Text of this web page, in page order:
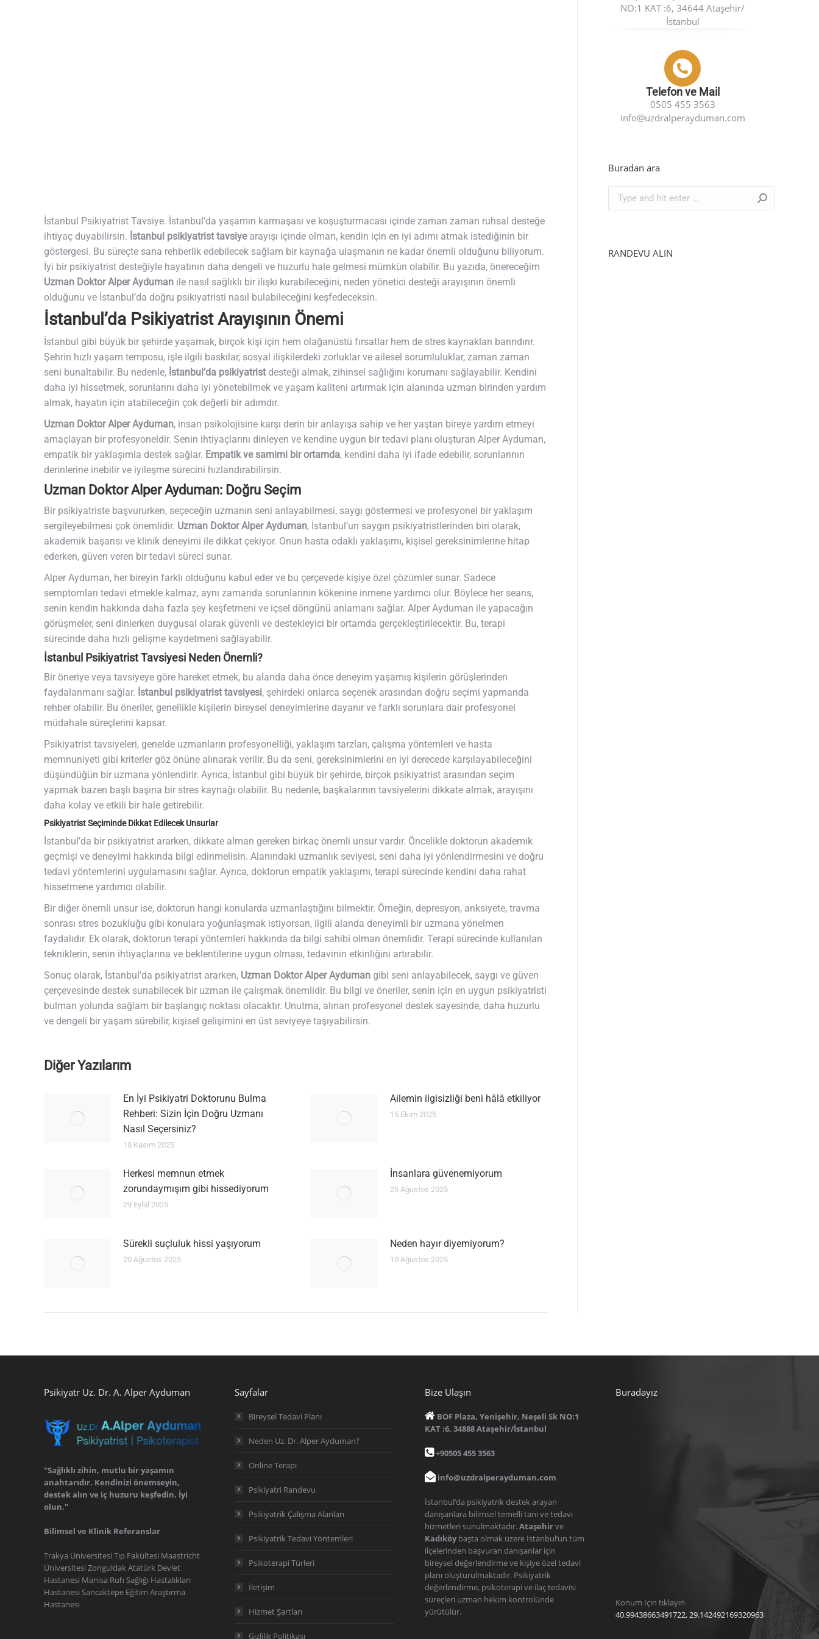
İstanbul Psikiyatrist Tavsiye. İstanbul’da yaşamın karmaşası ve koşuşturmacası içinde zaman zaman ruhsal desteğe
ihtiyaç duyabilirsin. İstanbul psikiyatrist tavsiyearayışı içinde olman, kendin için en iyi adımı atmak istediğinin bir
göstergesi. Bu süreçte sana rehberlik edebilecek sağlam bir kaynağa ulaşmanın ne kadar önemli olduğunu biliyorum.
İyi bir psikiyatrist desteğiyle hayatının daha dengeli ve huzurlu hale gelmesi mümkün olabilir. Bu yazıda, önereceğim
Uzman Doktor Alper Ayduman ile nasıl sağlıklı bir ilişki kurabileceğini, neden yönetici desteği arayışının önemli
olduğunu ve İstanbul’da doğru psikiyatristi nasıl bulabileceğini keşfedeceksin.
İstanbul’da Psikiyatrist Arayışının Önemi
İstanbul gibi büyük bir şehirde yaşamak, birçok kişi için hem olağanüstü fırsatlar hem de stres kaynakları barındırır.
Şehrin hızlı yaşam temposu, işle ilgili baskılar, sosyal ilişkilerdeki zorluklar ve ailesel sorumluluklar, zaman zaman
seni bunaltabilir. Bu nedenle, İstanbul’da psikiyatristdesteği almak, zihinsel sağlığını korumanı sağlayabilir. Kendini
daha iyi hissetmek, sorunlarını daha iyi yönetebilmek ve yaşam kaliteni artırmak için alanında uzman birinden yardım
almak, hayatın için atabileceğin çok değerli bir adımdır.
Uzman Doktor Alper Ayduman, insan psikolojisine karşı derin bir anlayışa sahip ve her yaştan bireye yardım etmeyi
amaçlayan bir profesyoneldir. Senin ihtiyaçlarını dinleyen ve kendine uygun bir tedavi planı oluşturan Alper Ayduman,
empatik bir yaklaşımla destek sağlar. Empatik ve samimi bir ortamda, kendini daha iyi ifade edebilir, sorunlarının
derinlerine inebilir ve iyileşme sürecini hızlandırabilirsin.
Uzman Doktor Alper Ayduman: Doğru Seçim
Bir psikiyatriste başvururken, seçeceğin uzmanın seni anlayabilmesi, saygı göstermesi ve profesyonel bir yaklaşım
sergileyebilmesi çok önemlidir. Uzman Doktor Alper Ayduman, İstanbul’un saygın psikiyatristlerinden biri olarak,
akademik başarısı ve klinik deneyimi ile dikkat çekiyor. Onun hasta odaklı yaklaşımı, kişisel gereksinimlerine hitap
ederken, güven veren bir tedavi süreci sunar.
Alper Ayduman, her bireyin farklı olduğunu kabul eder ve bu çerçevede kişiye özel çözümler sunar. Sadece
semptomları tedavi etmekle kalmaz, aynı zamanda sorunlarının kökenine inmene yardımcı olur. Böylece her seans,
senin kendin hakkında daha fazla şey keşfetmeni ve içsel döngünü anlamanı sağlar. Alper Ayduman ile yapacağın
görüşmeler, seni dinlerken duygusal olarak güvenli ve destekleyici bir ortamda gerçekleştirilecektir. Bu, terapi
sürecinde daha hızlı gelişme kaydetmeni sağlayabilir.
İstanbul Psikiyatrist Tavsiyesi Neden Önemli?
Bir öneriye veya tavsiyeye göre hareket etmek, bu alanda daha önce deneyim yaşamış kişilerin görüşlerinden
faydalanmanı sağlar. İstanbul psikiyatrist tavsiyesi, şehirdeki onlarca seçenek arasından doğru seçimi yapmanda
rehber olabilir. Bu öneriler, genellikle kişilerin bireysel deneyimlerine dayanır ve farklı sorunlara dair profesyonel
müdahale süreçlerini kapsar.
Psikiyatrist tavsiyeleri, genelde uzmanların profesyonelliği, yaklaşım tarzları, çalışma yöntemleri ve hasta
memnuniyeti gibi kriterler göz önüne alınarak verilir. Bu da seni, gereksinimlerini en iyi derecede karşılayabileceğini
düşündüğün bir uzmana yönlendirir. Ayrıca, İstanbul gibi büyük bir şehirde, birçok psikiyatrist arasından seçim
yapmak bazen başlı başına bir stres kaynağı olabilir. Bu nedenle, başkalarının tavsiyelerini dikkate almak, arayışını
daha kolay ve etkili bir hale getirebilir.
Psikiyatrist Seçiminde Dikkat Edilecek Unsurlar
İstanbul’da bir psikiyatrist ararken, dikkate alman gereken birkaç önemli unsur vardır. Öncelikle doktorun akademik
geçmişi ve deneyimi hakkında bilgi edinmelisin. Alanındaki uzmanlık seviyesi, seni daha iyi yönlendirmesini ve doğru
tedavi yöntemlerini uygulamasını sağlar. Ayrıca, doktorun empatik yaklaşımı, terapi sürecinde kendini daha rahat
hissetmene yardımcı olabilir.
Bir diğer önemli unsur ise, doktorun hangi konularda uzmanlaştığını bilmektir. Örneğin, depresyon, anksiyete, travma
sonrası stres bozukluğu gibi konulara yoğunlaşmak istiyorsan, ilgili alanda deneyimli bir uzmana yönelmen
faydalıdır. Ek olarak, doktorun terapi yöntemleri hakkında da bilgi sahibi olman önemlidir. Terapi sürecinde kullanılan
tekniklerin, senin ihtiyaçlarına ve beklentilerine uygun olması, tedavinin etkinliğini artırabilir.
Sonuç olarak, İstanbul’da psikiyatrist ararken, Uzman Doktor Alper Ayduman gibi seni anlayabilecek, saygı ve güven
çerçevesinde destek sunabilecek bir uzman ile çalışmak önemlidir. Bu bilgi ve öneriler, senin için en uygun psikiyatristi
bulman yolunda sağlam bir başlangıç noktası olacaktır. Unutma, alınan profesyonel destek sayesinde, daha huzurlu
ve dengeli bir yaşam sürebilir, kişisel gelişimini en üst seviyeye taşıyabilirsin.
Diğer Yazılarım
En İyi Psikiyatri Doktorunu Bulma
Rehberi: Sizin İçin Doğru Uzmanı
Nasıl Seçersiniz?
18 Kasım 2025
Ailemin ilgisizliği beni hâlâ etkiliyor
15 Ekim 2025
Herkesi memnun etmek
zorundaymışım gibi hissediyorum
29 Eylül 2025
İnsanlara güvenemiyorum
25 Ağustos 2025
Sürekli suçluluk hissi yaşıyorum
20 Ağustos 2025
Neden hayır diyemiyorum?
10 Ağustos 2025
NO:1 KAT :6, 34644 Ataşehir/
İstanbul
Telefon ve Mail
0505 455 3563
info@uzdralperayduman.com
Buradan ara
Search:
RANDEVU ALIN
Psikiyatr Uz. Dr. A. Alper Ayduman
"Sağlıklı zihin, mutlu bir yaşamın
anahtarıdır. Kendinizi önemseyin,
destek alın ve iç huzuru keşfedin. İyi
olun."
Bilimsel ve Klinik Referanslar
Trakya Üniversitesi Tıp Fakültesi Maastricht
Üniversitesi Zonguldak Atatürk Devlet
Hastanesi Manisa Ruh Sağlığı Hastalıkları
Hastanesi Sancaktepe Eğitim Araştırma
Hastanesi
Sayfalar
Bireysel Tedavi Planı
Neden Uz. Dr. Alper Ayduman?
Online Terapi
Psikiyatri Randevu
Psikiyatrik Çalışma Alanları
Psikiyatrik Tedavi Yöntemleri
Psikoterapi Türleri
İletişim
Hizmet Şartları
Gizlilik Politikası
Bize Ulaşın
BOF Plaza, Yenişehir, Neşeli Sk NO:1
KAT :6, 34888 Ataşehir/İstanbul
+90505 455 3563
info@uzdralperayduman.com
İstanbul’da psikiyatrik destek arayan
danışanlara bilimsel temelli tanı ve tedavi
hizmetleri sunulmaktadır. Ataşehirve
Kadıköy başta olmak üzere İstanbul’un tüm
ilçelerinden başvuran danışanlar için
bireysel değerlendirme ve kişiye özel tedavi
planı oluşturulmaktadır. Psikiyatrik
değerlendirme, psikoterapi ve ilaç tedavisi
süreçleri uzman hekim kontrolünde
yürütülür.
Buradayız
Konum İçin tıklayın
40.99438663491722, 29.142492169320963